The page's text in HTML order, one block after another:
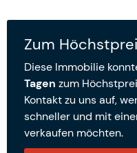
Zum
Diese Immobilie
Tagen zum
Kontakt zu uns auf,
schneller und mit
verkaufen möchten.